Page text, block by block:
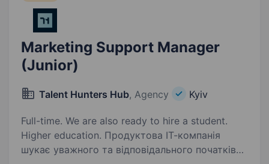
Marketing Support Manager
(Junior)
Talent Hunters Hub, Agency Kyiv
Full-time. We are also ready to hire a student.
Higher education. Продуктова ІТ-компанія
шукає уважного та відповідального початківця